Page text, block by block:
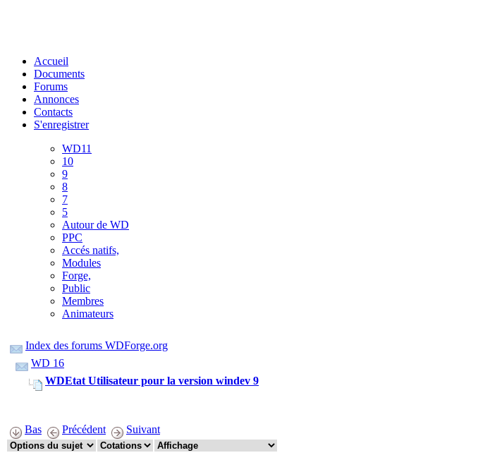
Accueil
Documents
Forums
Annonces
Contacts
S'enregistrer
WD11
10
9
8
7
5
Autour de WD
PPC
Accés natifs,
Modules
Forge,
Public
Membres
Animateurs
Index des forums WDForge.org
WD 16
WDEtat Utilisateur pour la version windev 9
Bas Précédent Suivant